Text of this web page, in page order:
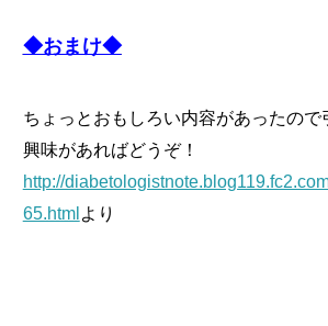
◆おまけ◆
ちょっとおもしろい内容があったので
興味があればどうぞ！
http://
65.html より